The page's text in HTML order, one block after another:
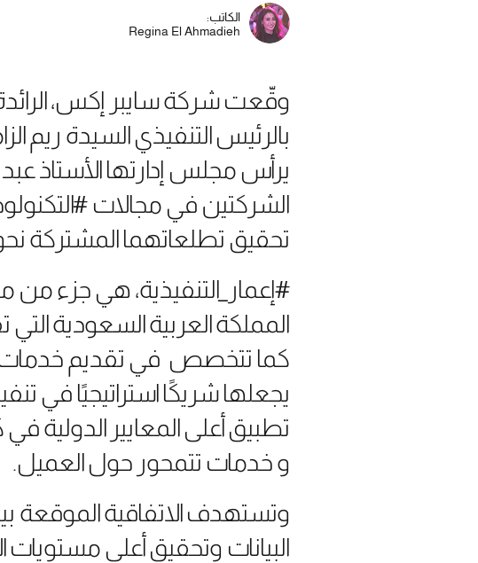
الكاتب:
Regina El Ahmadieh
وقّعت شركة سايبر إكس، الرائدة
بالرئيس التنفيذي السيدة ريم
يرأس مجلس إدارتها الأستاذ
الشركتين في مجالات
تحقيق تطلعاتهما المشتركة نحو
#إعمار_التنفيذية، هي جزء من
المملكة العربية السعودية
كما تتخصص في تقديم خدمات
يجعلها شريكًا استراتيجيًا في
تطبيق أعلى المعايير الدولية
و خدمات تتمحور حول العميل.
وتستهدف الاتفاقية الموقعة
البيانات وتحقيق أعلى مستويات